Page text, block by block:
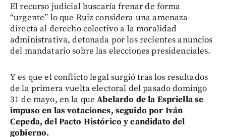
El recurso judicial buscaría frenar de forma
“urgente” lo que Ruiz considera una amenaza
directa al derecho colectivo a la moralidad
administrativa, detonada por los recientes anuncios
del mandatario sobre las elecciones presidenciales.
Y es que el conflicto legal surgió tras los resultados
de la primera vuelta electoral del pasado domingo
31 de mayo, en la queAbelardo de la Espriella se
impuso en las votaciones, seguido por Iván
Cepeda, del Pacto Histórico y candidato del
gobierno.